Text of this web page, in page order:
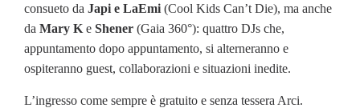
consueto da Japi e LaEmi (Cool Kids Can’t Die), ma anche
da Mary K e Shener (Gaia 360°): quattro DJs che,
appuntamento dopo appuntamento, si alterneranno e
ospiteranno guest, collaborazioni e situazioni inedite.
L’ingresso come sempre è gratuito e senza tessera Arci.